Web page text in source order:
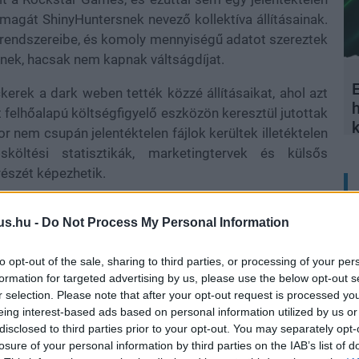
- Do Not Process My Personal Information
opt-out of the sale, sharing to third parties, or processing of your
for targeted advertising by us, please use the below opt-out
selection. Please note that after your opt-out request is processed
interest-based ads based on personal information utilized by us
to third parties prior to your opt-out. You may separately
of your personal information by third parties on the IAB’s list of
ShinyHuntersnek nevező kollektíva állításainak.
és komoly mennyiségű adatot szereztek
hacsak nem kapnak váltságdíjat.
a dark weben tették közzé állításaikat, ahol azt
költségfigyelő eszközön keresztül jutottak
nem csupán jelentéktelen fájlok kerültek illetéktelen
statisztikák, marketingtervek és külsős
képezhetik.
a Rockstar reakcióját, különben állításuk szerint
forráskódokat is. Egyelőre nincs bizonyíték arra,
adatok is veszélybe kerültek volna, de az
hogy érdemes frissíteniük a jelszavaikat és
nem tették.